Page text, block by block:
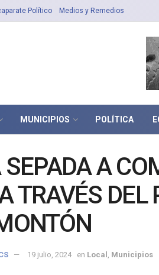
Político Medios y Remedios
MUNICIPIOS POLÍTICA
A
TRAVÉS DEL
19 julio, 2024 en Local Municipios